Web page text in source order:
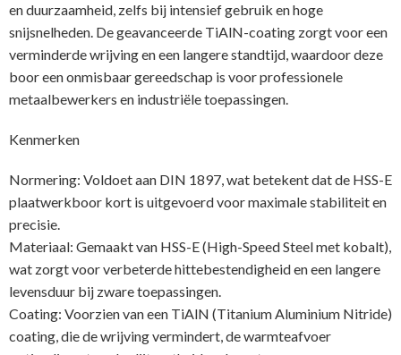
en duurzaamheid, zelfs bij intensief gebruik en hoge
snijsnelheden. De geavanceerde TiAlN-coating zorgt voor een
verminderde wrijving en een langere standtijd, waardoor deze
boor een onmisbaar gereedschap is voor professionele
metaalbewerkers en industriële toepassingen.
Kenmerken
Normering: Voldoet aan DIN 1897, wat betekent dat de HSS-E
plaatwerkboor kort is uitgevoerd voor maximale stabiliteit en
precisie.
Materiaal: Gemaakt van HSS-E (High-Speed Steel met kobalt),
wat zorgt voor verbeterde hittebestendigheid en een langere
levensduur bij zware toepassingen.
Coating: Voorzien van een TiAlN (Titanium Aluminium Nitride)
coating, die de wrijving vermindert, de warmteafvoer